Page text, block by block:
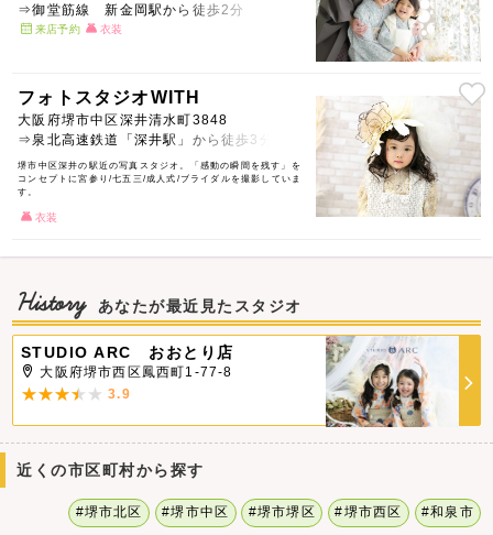
⇒御堂筋線 新金岡駅から徒歩2分
来店予約 衣装
フォトスタジオWITH
大阪府堺市中区深井清水町3848
⇒泉北高速鉄道「深井駅」から徒歩3分
堺市中区深井の駅近の写真スタジオ。「感動の瞬間を残す」を
コンセプトに宮参り/七五三/成人式/ブライダルを撮影していま
す。
衣装
History あなたが最近見たスタジオ
STUDIO ARC おおとり店
大阪府堺市西区鳳西町1-77-8
3.9
近くの市区町村から探す
#堺市北区 #堺市中区 #堺市堺区 #堺市西区 #和泉市